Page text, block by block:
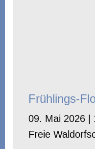
Frühlings-
09. Mai 2026 |
Freie